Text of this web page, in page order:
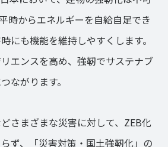
時からエネルギーを自給自足でき
にも機能を維持しやすくします。
エンスを高め、強靭でサステナブ
ながります。
さまざまな災害に対して、ZEB化
ず、「災害対策・国土強靭化」の